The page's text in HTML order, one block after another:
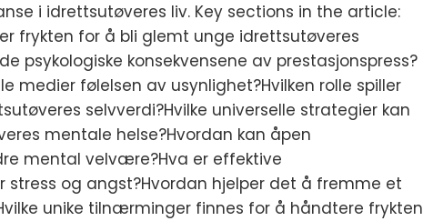
i idrettsutøveres liv. Key sections in the article:
frykten for å bli glemt unge idrettsutøveres
psykologiske konsekvensene av prestasjonspress?
medier følelsen av usynlighet?Hvilken rolle spiller
selvverdi?Hvilke universelle strategier kan
mentale helse?Hvordan kan åpen
mental velvære?Hva er effektive
stress og angst?Hvordan hjelper det å fremme et
unike tilnærminger finnes for å håndtere frykten